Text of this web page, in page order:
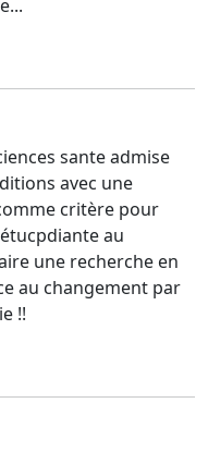
sante admise
avec une
critère pour
au
une recherche en
au changement par
!!